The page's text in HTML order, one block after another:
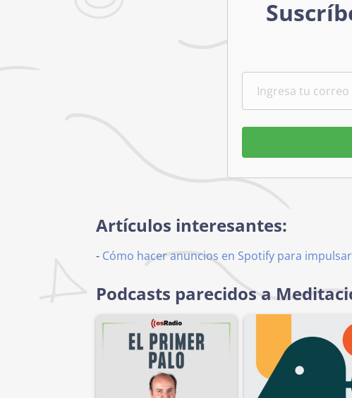
Artículos interesantes:
- Cómo hacer anuncios en Spotify para
Podcasts parecidos a